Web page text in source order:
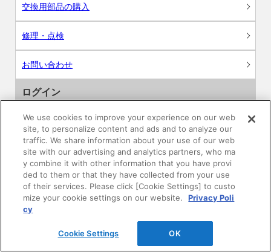
交換用部品の購入
修理・点検
お問い合わせ
ログイン
建築・設計関係者様向けサイト
ユーザー登録サービス
WEB見積システム
収納プランニングソフト
We use cookies to improve your experience on our web
site, to personalize content and ads and to analyze our
traffic. We share information about your use of our web
site with our advertising and analytics partners, who ma
y combine it with other information that you have provi
ded to them or that they have collected from your use
of their services. Please click [Cookie Settings] to custo
mize your cookie settings on our website.
Privacy Poli
cy
Cookie Settings OK